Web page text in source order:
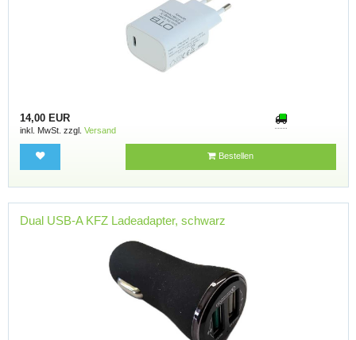
14,00 EUR
inkl. MwSt. zzgl. Versand
Bestellen
Dual USB-A KFZ Ladeadapter, schwarz